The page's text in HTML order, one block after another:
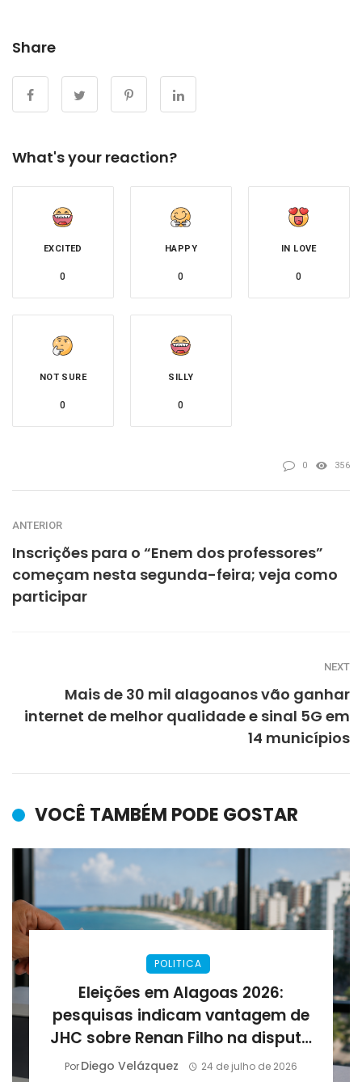
Share
What's your reaction?
EXCITED
0
HAPPY
0
IN LOVE
0
NOT SURE
0
SILLY
0
0 356
ANTERIOR
Inscrições para o “Enem dos professores”
começam nesta segunda-feira; veja como
participar
NEXT
Mais de 30 mil alagoanos vão ganhar
internet de melhor qualidade e sinal 5G em
14 municípios
VOCÊ TAMBÉM PODE GOSTAR
POLITICA
Eleições em Alagoas 2026:
pesquisas indicam vantagem de
JHC sobre Renan Filho na disputa
pelo governo
PorDiego Velázquez 24 de julho de 2026